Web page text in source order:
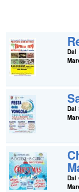
Dal
Dal
Dal